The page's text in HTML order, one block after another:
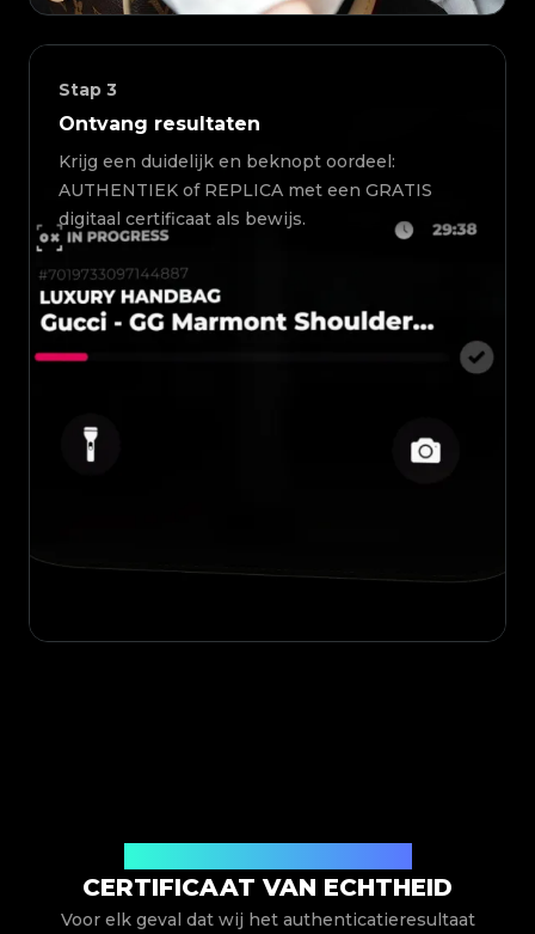
Stap 3
Ontvang resultaten
Krijg een duidelijk en beknopt oordeel:
AUTHENTIEK of REPLICA met een GRATIS
digitaal certificaat als bewijs.
CERTIFICAAT VAN ECHTHEID
Voor elk geval dat wij het authenticatieresultaat